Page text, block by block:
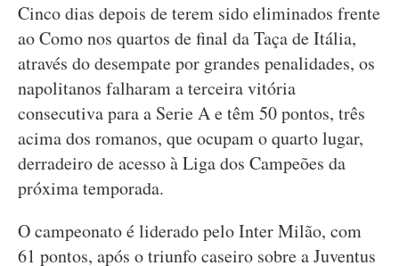
Cinco dias depois de terem sido eliminados frente
ao Como nos quartos de final da Taça de Itália,
através do desempate por grandes penalidades, os
napolitanos falharam a terceira vitória
consecutiva para a Serie A e têm 50 pontos, três
acima dos romanos, que ocupam o quarto lugar,
derradeiro de acesso à Liga dos Campeões da
próxima temporada.
O campeonato é liderado pelo Inter Milão, com
61 pontos, após o triunfo caseiro sobre a Juventus